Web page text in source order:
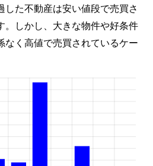
た不動産は安い値段で売買さ
。しかし、大きな物件や好条件
なく高値で売買されているケー